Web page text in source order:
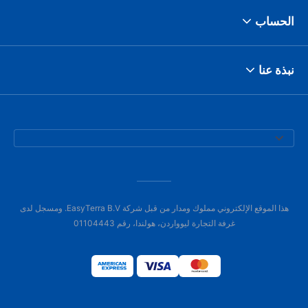
الحساب
نبذة عنا
هذا الموقع الإلكتروني مملوك ومدار من قبل شركة EasyTerra B.V. ومسجل لدى
غرفة التجارة ليوواردن، هولندا، رقم 01104443